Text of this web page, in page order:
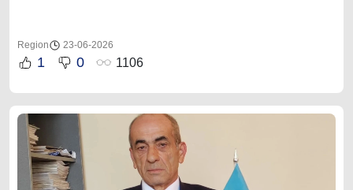
Region 23-06-2026
1 0 1106